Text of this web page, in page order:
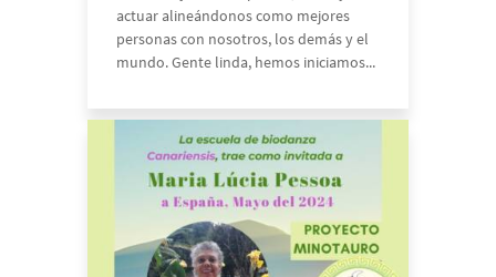
actuar alineándonos como mejores
personas con nosotros, los demás y el
mundo. Gente linda, hemos iniciamos...